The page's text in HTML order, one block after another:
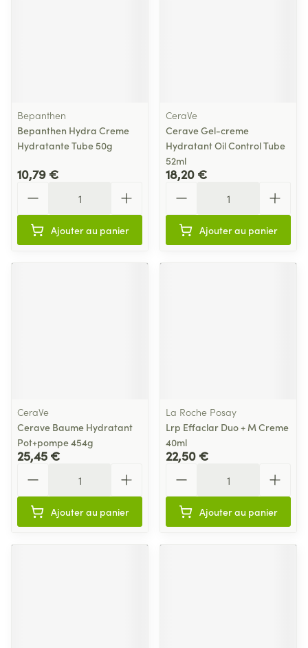
Bepanthen
Bepanthen Hydra Creme
Hydratante Tube 50g
10,79 €
Ajouter au panier
CeraVe
Cerave Gel-creme
Hydratant Oil Control Tube
52ml
18,20 €
Ajouter au panier
CeraVe
Cerave Baume Hydratant
Pot+pompe 454g
25,45 €
Ajouter au panier
La Roche Posay
Lrp Effaclar Duo + M Creme
40ml
22,50 €
Ajouter au panier